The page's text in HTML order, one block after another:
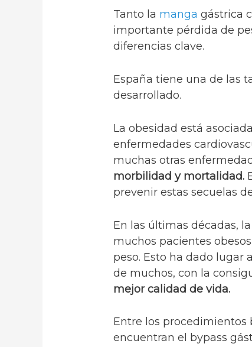
Tanto la manga gástrica
importante pérdida de
diferencias clave.
España tiene una de las
desarrollado.
La obesidad está
enfermedades
muchas otras
morbilidad y mortalidad.
prevenir estas secuelas
En las últimas décadas,
muchos pacientes
peso. Esto ha dado lugar
de muchos, con la
mejor calidad de vida.
Entre los procedimientos
encuentran el bypass